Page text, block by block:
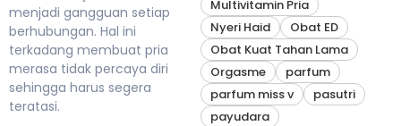
Multivitamin Pria
Nyeri Haid
Obat ED
Obat Kuat Tahan Lama
Orgasme
parfum
parfum miss v
pasutri
payudara
menjadi gangguan setiap
berhubungan. Hal ini
terkadang membuat pria
merasa tidak percaya diri
sehingga harus segera
teratasi.